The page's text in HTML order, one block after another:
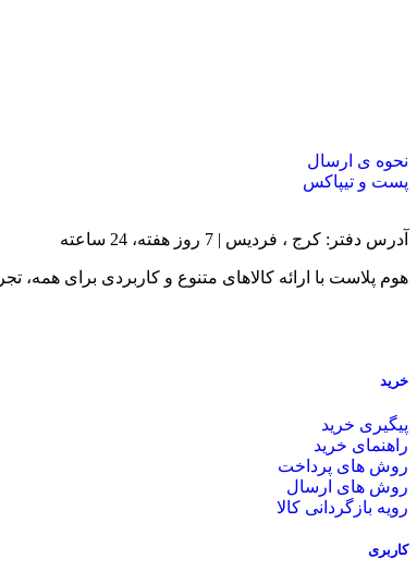
نحوه ی ارسال
پست و تیپاکس
آدرس دفتر: کرج ، فردیس | 7 روز هفته، 24 ساعته
هوم پلاست با ارائه کالاهای متنوع و کاربردی برای همه،
خرید
پیگیری خرید
راهنمای خرید
روش های پرداخت
روش های ارسال
رویه بازگردانی کالا
کاربری